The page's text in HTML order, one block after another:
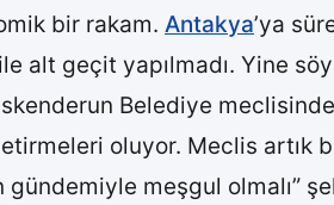
bir rakam. Antakya’ya
alt geçit yapılmadı. Yine
Belediye
oluyor. Meclis artık
meşgul olmalı”